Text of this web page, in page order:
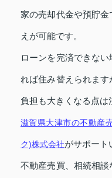
家の売却代金や預貯
えが可能です。
ローンを完済できな
れば住み替えられま
負担も大きくなる点は
滋賀県大津市の不動産
ク)株式会社がサポート
不動産売買、相続相